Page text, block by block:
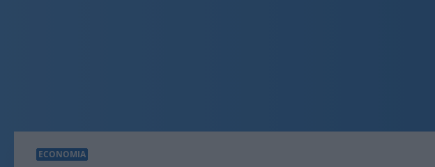
ECONOMIA